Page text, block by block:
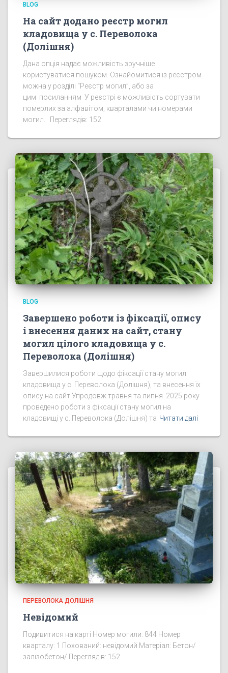
BLOG
На сайт додано реєстр могил
кладовища у с. Переволока
(Долішня)
Дана опція надає можливість зручніше
користуватися пошуком. Ознайомитися із реєстром
можна у розділі “Реєстр могил”, або за
цим посиланням У реєстрі є можливість сортувати
померлих за алфавітом, кварталами чи номерами
могил. Переглядів: 152
BLOG
Завершено роботи із фіксації, опису
і внесення даних на сайт, стану
могил цілого кладовища у с.
Переволока (Долішня)
Завершилися роботи щодо фіксації стану могил
кладовища у с. Переволока (Долішня), та внесення їх
опису на сайт Упродовж травня та липня 2025 року
проведено роботи з фіксації стану могил на
кладовищі у с. Переволока (Долішня) та Читати далі
ПЕРЕВОЛОКА ДОЛІШНЯ
Невідомий
Подивитися на карті Номер могили: 844 Номер
кварталу: 1 Похований: невідомий Матеріал: Бетон/
залізобетон/ Переглядів: 152